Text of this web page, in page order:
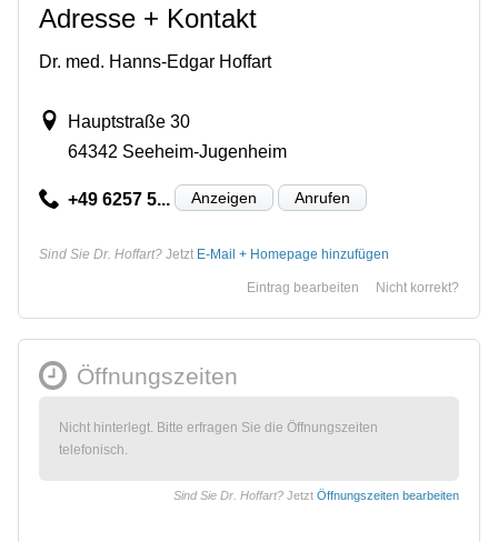
Adresse + Kontakt
Dr. med. Hanns-Edgar Hoffart
Hauptstraße 30
64342 Seeheim-Jugenheim
+49 6257 5... Anzeigen Anrufen
Sind Sie Dr. Hoffart? Jetzt E-Mail + Homepage hinzufügen
Nicht korrekt?
Eintrag bearbeiten
Öffnungszeiten
Nicht hinterlegt. Bitte erfragen Sie die Öffnungszeiten
telefonisch.
Sind Sie Dr. Hoffart? Jetzt Öffnungszeiten bearbeiten